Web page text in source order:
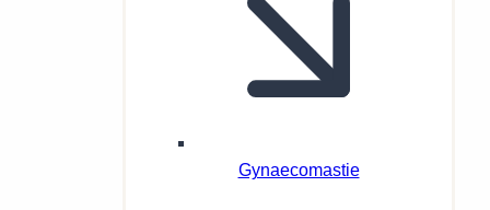
Gynaecomastie